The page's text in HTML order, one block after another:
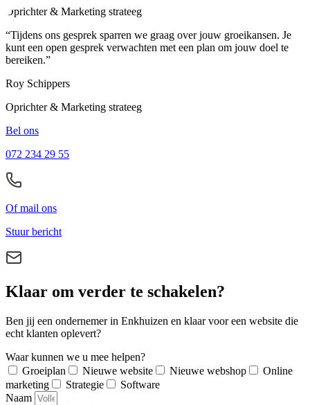
Oprichter & Marketing strateeg
“Tijdens ons gesprek sparren we graag over jouw groeikansen. Je
kunt een open gesprek verwachten met een plan om jouw doel te
bereiken.”
Roy Schippers
Oprichter & Marketing strateeg
Bel ons
072 234 29 55
Of mail ons
Stuur bericht
Klaar om verder te schakelen?
Ben jij een ondernemer in Enkhuizen en klaar voor een website die
echt klanten oplevert?
Waar kunnen we u mee helpen?
Groeiplan
Nieuwe website Nieuwe webshop
Online
marketing
Strategie
Software
Naam